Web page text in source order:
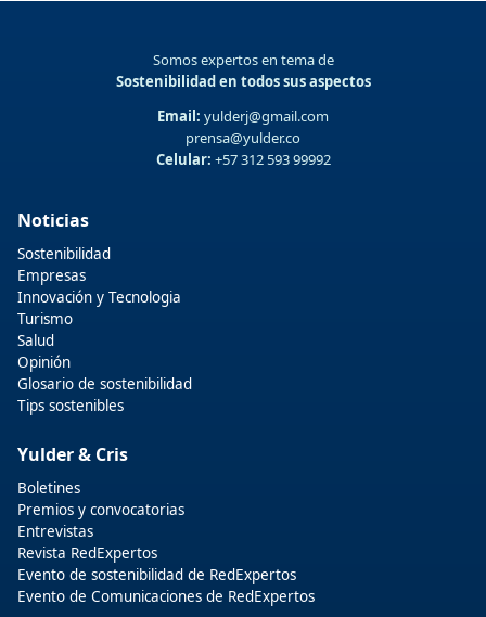
Somos expertos en tema de
Sostenibilidad en todos sus aspectos
Email: yulderj@gmail.com
prensa@yulder.co
Celular: +57 312 593 99992
Noticias
Sostenibilidad
Empresas
Innovación y Tecnologia
Turismo
Salud
Opinión
Glosario de sostenibilidad
Tips sostenibles
Yulder & Cris
Boletines
Premios y convocatorias
Entrevistas
Revista RedExpertos
Evento de sostenibilidad de RedExpertos
Evento de Comunicaciones de RedExpertos